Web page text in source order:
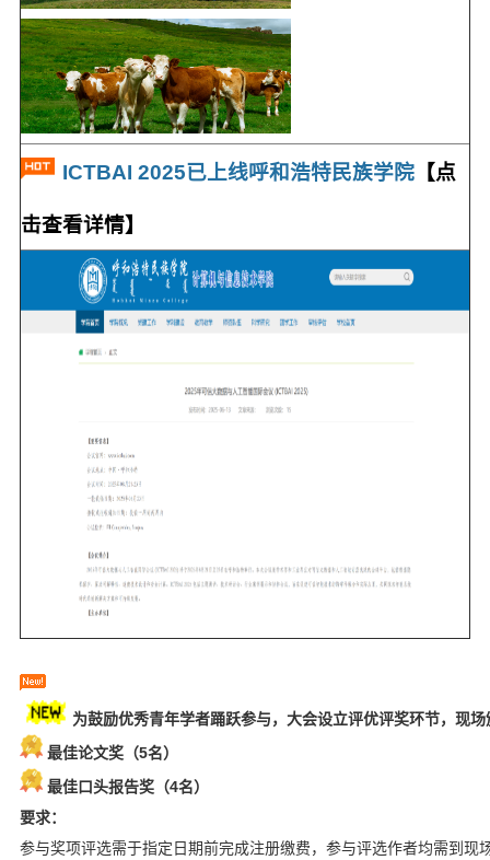
ICTBAI 2025已上线呼和浩特民族学院【点
击查看详情】
为鼓励优秀青年学者踊跃参与，大会设立评优评奖环节，现
最佳论文奖（5名）
最佳口头报告奖（4名）
要求：
参与奖项评选需于指定日期前完成注册缴费，参与评选作者均需到现